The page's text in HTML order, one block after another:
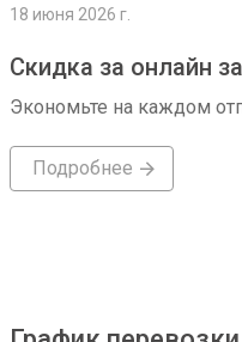
18 июня 2026 г.
Скидка за онлайн
Экономьте на каждом
Подробнее